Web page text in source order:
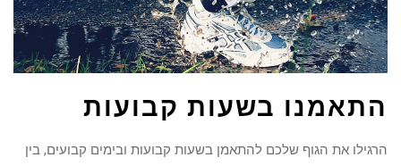
התאמנו בשעות קבועות
הרגילו את הגוף שלכם להתאמן בשעות קבועות ובימים קבועים, בין